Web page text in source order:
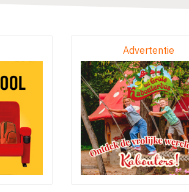
Advertentie